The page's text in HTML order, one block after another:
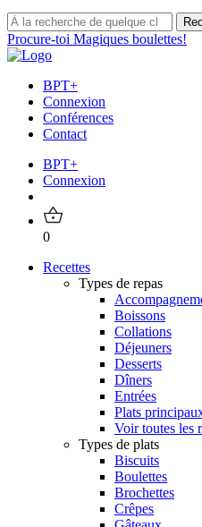
Procure-toi Magiques boulettes!
BPT+
Connexion
Conférences
Contact
BPT+
Connexion
0
Recettes
Types de repas
Boissons
Collations
Déjeuners
Desserts
Dîners
Entrées
Plats
Voir toutes les
Types de plats
Biscuits
Boulettes
Brochettes
Crêpes